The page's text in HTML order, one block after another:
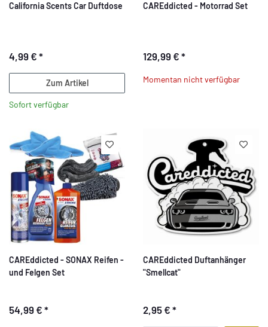
California Scents Car Duftdose
4,99 € *
Zum Artikel
Sofort verfügbar
CAREddicted - Motorrad Set
129,99 € *
Momentan nicht verfügbar
CAREddicted - SONAX Reifen -
und Felgen Set
54,99 € *
CAREddicted Duftanhänger
"Smellcat"
2,95 € *